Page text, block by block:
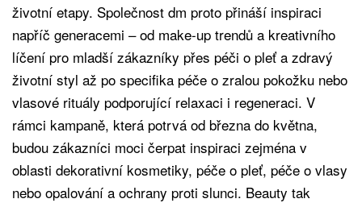
životní etapy. Společnost dm proto přináší inspiraci
napříč generacemi – od make-up trendů a kreativního
líčení pro mladší zákazníky přes péči o pleť a zdravý
životní styl až po specifika péče o zralou pokožku nebo
vlasové rituály podporující relaxaci i regeneraci. V
rámci kampaně, která potrvá od března do května,
budou zákazníci moci čerpat inspiraci zejména v
oblasti dekorativní kosmetiky, péče o pleť, péče o vlasy
nebo opalování a ochrany proti slunci. Beauty tak